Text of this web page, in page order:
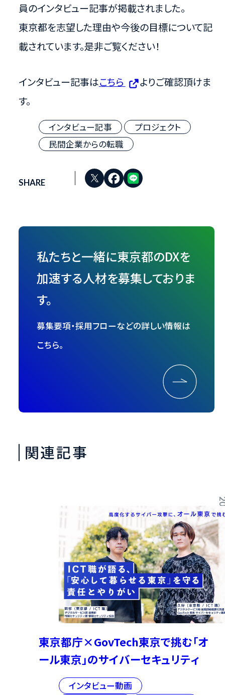
員のインタビュー記事が掲載されました。
東京都を志望した理由や今後の目標について記
載されています。是非ご覧ください！
インタビュー記事はこちら
よりご確認頂けま
す。
インタビュー記事
プロジェクト
民間企業からの転職
SHARE
私たちと一緒に東京都のDXを
加速する人材を募集しておりま
す。
募集要項・採用フローなどの詳しい情報は
こちら。
関連記事
東京都庁×GovTech東京で挑む「オ
ール東京」のサイバーセキュリティ
インタビュー動画